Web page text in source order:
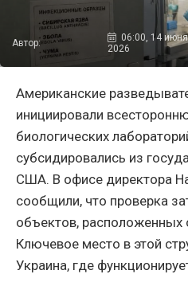
Автор:
06:00, 14 июня
2026
Американские
инициировали
биологических
субсидировались из
США. В офисе директора
сообщили, что проверка
объектов, расположенных
Ключевое место в этой
Украина, где